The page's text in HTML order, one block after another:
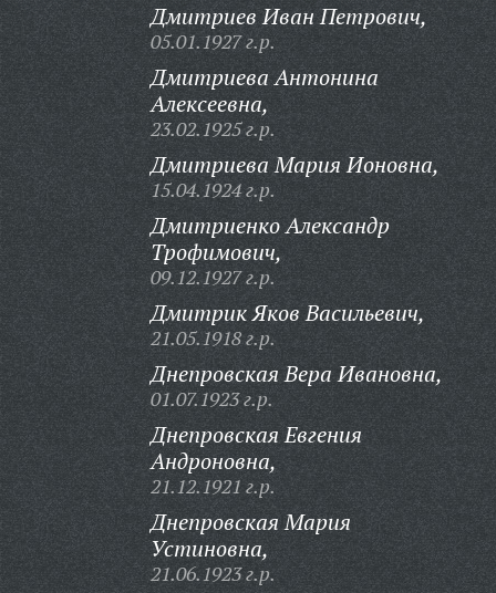
Дмитриев Иван Петрович,
05.01.1927 г.р.
Дмитриева Антонина
Алексеевна,
23.02.1925 г.р.
Дмитриева Мария Ионовна,
15.04.1924 г.р.
Дмитриенко Александр
Трофимович,
09.12.1927 г.р.
Дмитрик Яков Васильевич,
21.05.1918 г.р.
Днепровская Вера Ивановна,
01.07.1923 г.р.
Днепровская Евгения
Андроновна,
21.12.1921 г.р.
Днепровская Мария
Устиновна,
21.06.1923 г.р.